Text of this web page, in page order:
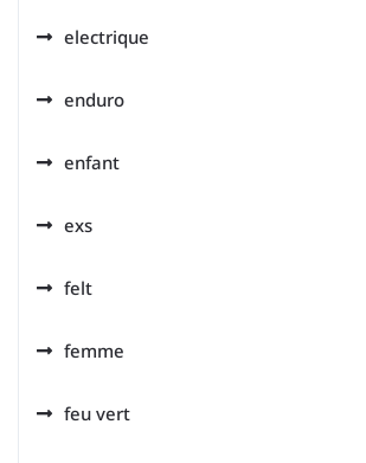
electrique
enduro
enfant
exs
felt
femme
feu vert